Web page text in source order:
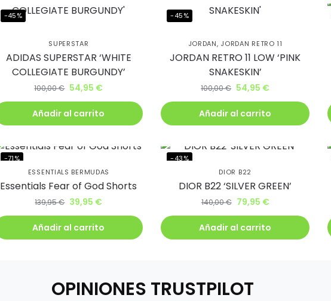
-45%
SUPERSTAR
ADIDAS SUPERSTAR ‘WHITE
COLLEGIATE BURGUNDY’
100,00€ 54,95 €
Añadir al carrito
-45%
JORDAN, JORDAN RETRO 11
JORDAN RETRO 11 LOW ‘PINK
SNAKESKIN’
100,00€ 54,95 €
Añadir al carrito
-71%
ESSENTIALS BERMUDAS
Essentials Fear of God Shorts
139,95€ 39,95 €
Añadir al carrito
-43%
DIOR B22
DIOR B22 ‘SILVER GREEN’
140,00€ 79,95 €
Añadir al carrito
OPINIONES TRUSTPILOT